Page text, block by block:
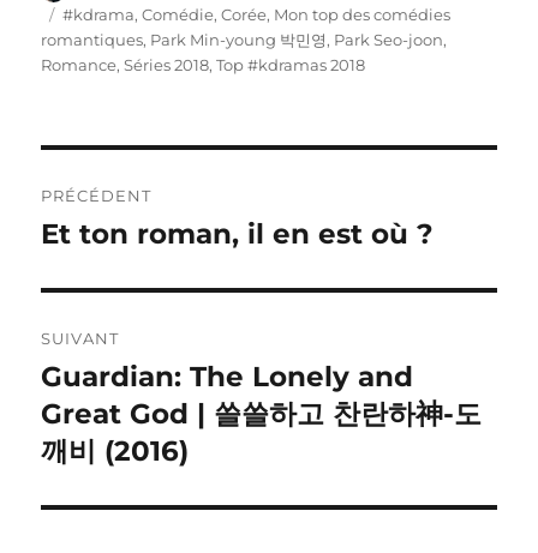
le
Étiquettes
#kdrama,Comédie,Corée, Mon top des comédies
romantiques, Park Min-young 박민영, Park Seo-joon,
Romance,Séries 2018,Top #kdramas 2018
de
PRÉCÉDENT
Publication
Et ton roman, il en est où ?
SUIVANT
Publication
suivante :
Guardian: The Lonely and
Great God | 쓸쓸하고 찬란하神-도
깨비 (2016)